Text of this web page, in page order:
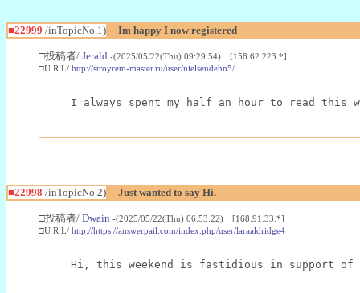
■22999 /inTopicNo.1) Im happy I now registered
□投稿者/ Jerald -(2025/05/22(Thu) 09:29:54) [158.62.223.*]
□U R L/ http://stroyrem-master.ru/user/nielsendehn5/
I always spent my half an hour to read
■22998 /inTopicNo.2) Just wanted to say Hi.
□投稿者/ Dwain -(2025/05/22(Thu) 06:53:22) [168.91.33.*]
□U R L/ http://https://answerpail.com/index.php/user/laraaldridge4
Hi, this weekend is fastidious in support of